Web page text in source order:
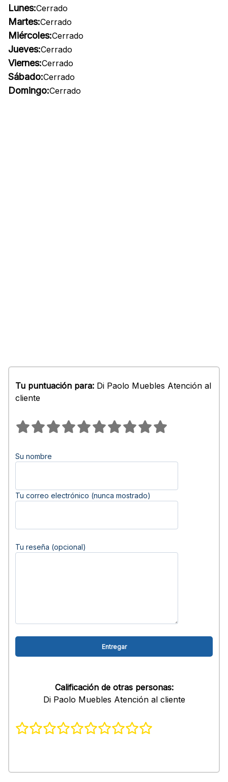
Lunes:Cerrado
Martes:Cerrado
Miércoles:Cerrado
Jueves:Cerrado
Viernes:Cerrado
Sábado:Cerrado
Domingo:Cerrado
Tu puntuación para: Di Paolo Muebles Atención al
cliente
Su nombre
Tu correo electrónico (nunca mostrado)
Tu reseña (opcional)
Calificación de otras personas:
Di Paolo Muebles Atención al cliente